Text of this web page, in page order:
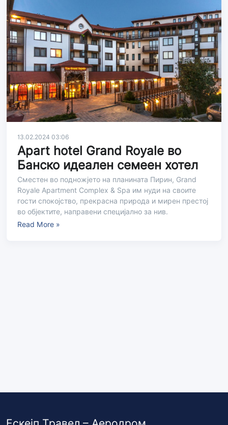
13.02.2024 03:06
Apart hotel Grand Royale во
Банско идеален семеен хотел
Сместен во подножјето на планината Пирин, Grand
Royale Apartment Complex & Spa им нуди на своите
гости спокојство, прекрасна природа и мирен престој
во објектите, направени специјално за нив.
Read More »